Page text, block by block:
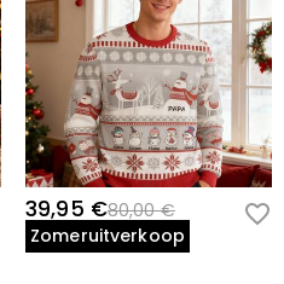
39,95 €80,00 €
Zomeruitverkoop